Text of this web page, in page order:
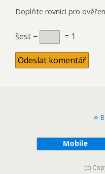
Doplňte rovnici pro
šest − = 1
Mobile
(c)